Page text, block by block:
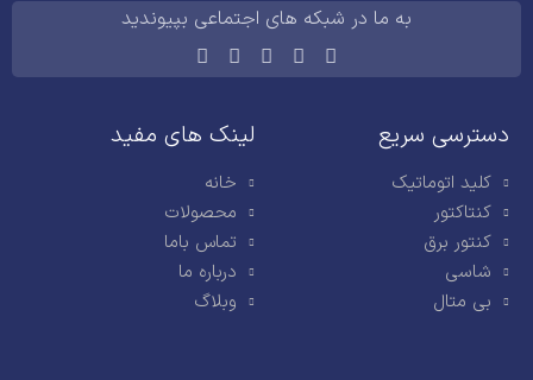
به ما در شبکه های اجتماعی بپیوندید
دسترسی سریع
کلید اتوماتیک
کنتاکتور
کنتور برق
شاسی
بی متال
لینک های مفید
خانه
محصولات
تماس باما
درباره ما
وبلاگ